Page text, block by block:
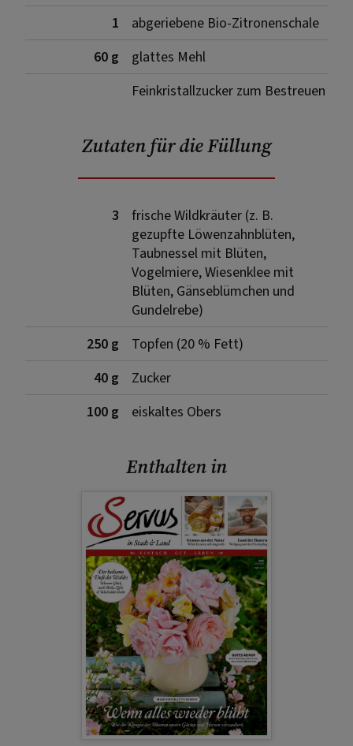
1
abgeriebene Bio-Zitronenschale
60 g
glattes Mehl
Feinkristallzucker zum Bestreuen
Zutaten für die Füllung
3
frische Wildkräuter (z. B.
gezupfte Löwenzahnblüten,
Taubnessel mit Blüten,
Vogelmiere, Wiesenklee mit
Blüten, Gänseblümchen und
Gundelrebe)
250 g
Topfen (20 % Fett)
40 g
Zucker
100 g
eiskaltes Obers
Enthalten in